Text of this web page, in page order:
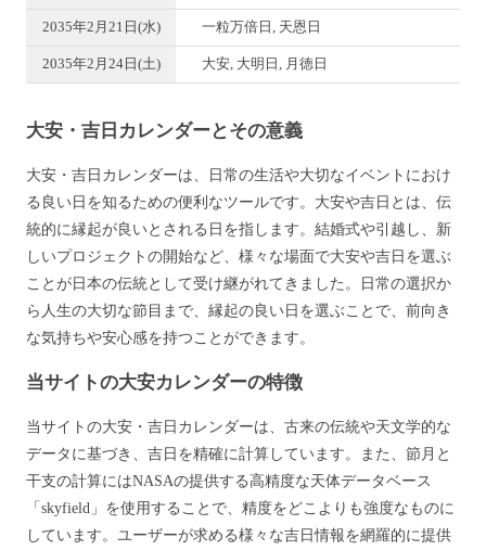
2035年2月21日(水) 一粒万倍日, 天恩日
2035年2月24日(土) 大安, 大明日, 月徳日
大安・吉日カレンダーとその意義
大安・吉日カレンダーは、日常の生活や大切なイベントにおけ
る良い日を知るための便利なツールです。大安や吉日とは、伝
統的に縁起が良いとされる日を指します。結婚式や引越し、新
しいプロジェクトの開始など、様々な場面で大安や吉日を選ぶ
ことが日本の伝統として受け継がれてきました。日常の選択か
ら人生の大切な節目まで、縁起の良い日を選ぶことで、前向き
な気持ちや安心感を持つことができます。
当サイトの大安カレンダーの特徴
当サイトの大安・吉日カレンダーは、古来の伝統や天文学的な
データに基づき、吉日を精確に計算しています。また、節月と
干支の計算にはNASAの提供する高精度な天体データベース
「skyfield」を使用することで、精度をどこよりも強度なものに
しています。ユーザーが求める様々な吉日情報を網羅的に提供